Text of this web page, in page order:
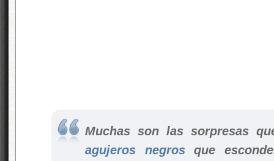
Muchas son las sorpresas
agujeros negrosque